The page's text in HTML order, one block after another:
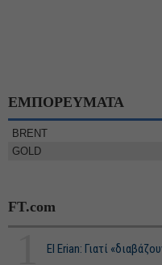
ΕΜΠΟΡΕΥΜΑΤΑ
BRENT
GOLD
FT.com
El Erian: Γιατί